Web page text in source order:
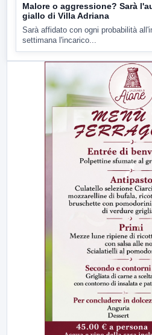
Malore o aggressione? Sarà
giallo di Villa Adriana
Sarà affidato con ogni probabilità
settimana l'incarico...